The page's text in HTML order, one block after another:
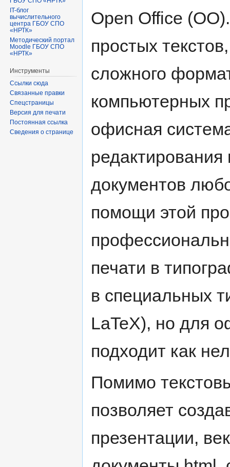
Open Office
простых
сложного
компьютерных
офисная
документов
помощи этой
печати в
в специальных
LaTeX), но для
подходит как
Помимо
позволяет
презентации,
IT-блог
вычислительного
центра ГБОУ СПО
«НРТК»
Методический портал
Moodle ГБОУ СПО
«НРТК»
Инструменты
Ссылки сюда
Связанные правки
Спецстраницы
Версия для печати
Постоянная ссылка
Сведения о странице